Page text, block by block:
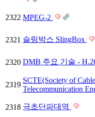
2322 MPEG-2
2321 슬링박스 SlingBox
2320 DMB 주요 기술 -
2319
SCTE(Society of Cable
Telecommunication
2318 극초단파대역